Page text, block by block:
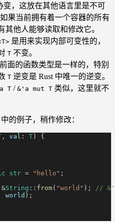
变，这放在其他语言里是不可
果当前拥有着一个容器的所有
其他人能够读取和修改它。
是用来实现内部可变性的，
T 不变。
面的函数类型是一样的，特别
T 逆变是 Rust 中唯一的逆变。
T / &'a mut T 类似，这里就不
中的例子，稍作修改：
, val : T ) {
str = "hello" ;
String :: from( "world" );
//
world );